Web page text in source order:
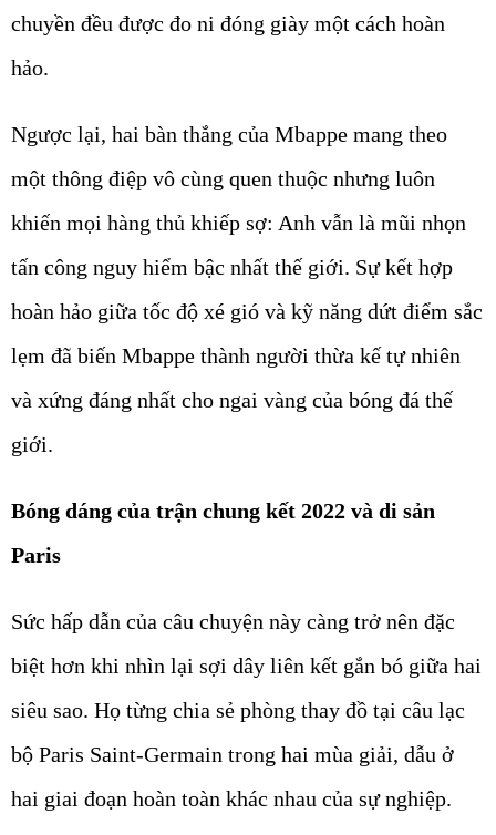
chuyền đều được đo ni đóng giày một cách hoàn
hảo.
Ngược lại, hai bàn thắng của Mbappe mang theo
một thông điệp vô cùng quen thuộc nhưng luôn
khiến mọi hàng thủ khiếp sợ: Anh vẫn là mũi nhọn
tấn công nguy hiểm bậc nhất thế giới. Sự kết hợp
hoàn hảo giữa tốc độ xé gió và kỹ năng dứt điểm sắc
lẹm đã biến Mbappe thành người thừa kế tự nhiên
và xứng đáng nhất cho ngai vàng của bóng đá thế
giới.
Bóng dáng của trận chung kết 2022 và di sản
Paris
Sức hấp dẫn của câu chuyện này càng trở nên đặc
biệt hơn khi nhìn lại sợi dây liên kết gắn bó giữa hai
siêu sao. Họ từng chia sẻ phòng thay đồ tại câu lạc
bộ Paris Saint-Germain trong hai mùa giải, dẫu ở
hai giai đoạn hoàn toàn khác nhau của sự nghiệp.